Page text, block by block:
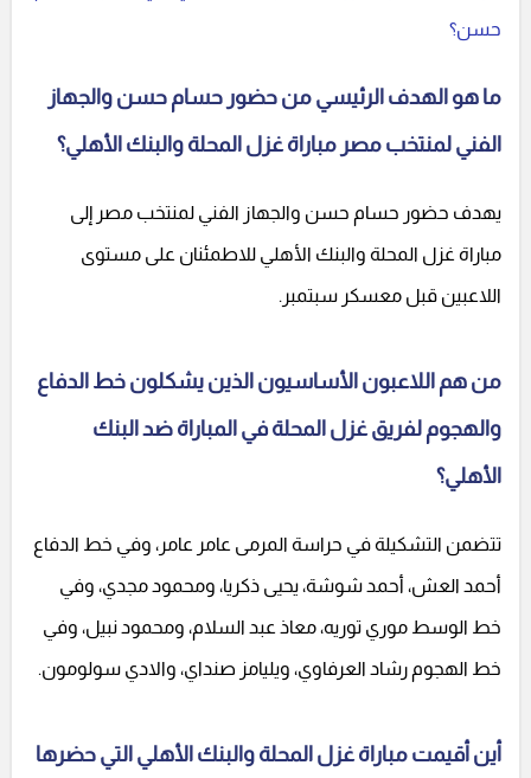
حسن؟
ما هو الهدف الرئيسي من حضور حسام حسن والجهاز
الفني لمنتخب مصر مباراة غزل المحلة والبنك الأهلي؟
يهدف حضور حسام حسن والجهاز الفني لمنتخب مصر إلى
مباراة غزل المحلة والبنك الأهلي للاطمئنان على مستوى
اللاعبين قبل معسكر سبتمبر.
من هم اللاعبون الأساسيون الذين يشكلون خط الدفاع
والهجوم لفريق غزل المحلة في المباراة ضد البنك
الأهلي؟
تتضمن التشكيلة في حراسة المرمى عامر عامر، وفي خط الدفاع
أحمد العش، أحمد شوشة، يحيى ذكريا، ومحمود مجدي، وفي
خط الوسط موري توريه، معاذ عبد السلام، ومحمود نبيل، وفي
خط الهجوم رشاد العرفاوي، ويليامز صنداي، والادي سولومون.
أين أقيمت مباراة غزل المحلة والبنك الأهلي التي حضرها